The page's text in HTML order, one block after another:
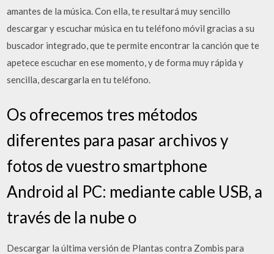
amantes de la música. Con ella, te resultará muy sencillo
descargar y escuchar música en tu teléfono móvil gracias a su
buscador integrado, que te permite encontrar la canción que te
apetece escuchar en ese momento, y de forma muy rápida y
sencilla, descargarla en tu teléfono.
Os ofrecemos tres métodos
diferentes para pasar archivos y
fotos de vuestro smartphone
Android al PC: mediante cable USB, a
través de la nube o
Descargar la última versión de Plantas contra Zombis para